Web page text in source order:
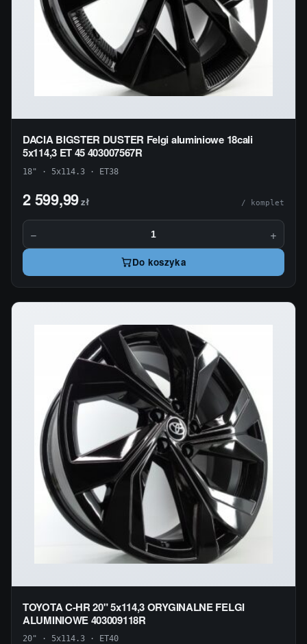
DACIA BIGSTER DUSTER Felgi aluminiowe 18cali
5x114,3 ET 45 403007567R
18" · 5x114.3 · ET38
2 599,99zł / komplet
− +
Do koszyka
TOYOTA C-HR 20" 5x114,3 ORYGINALNE FELGI
ALUMINIOWE 403009118R
20" · 5x114.3 · ET40